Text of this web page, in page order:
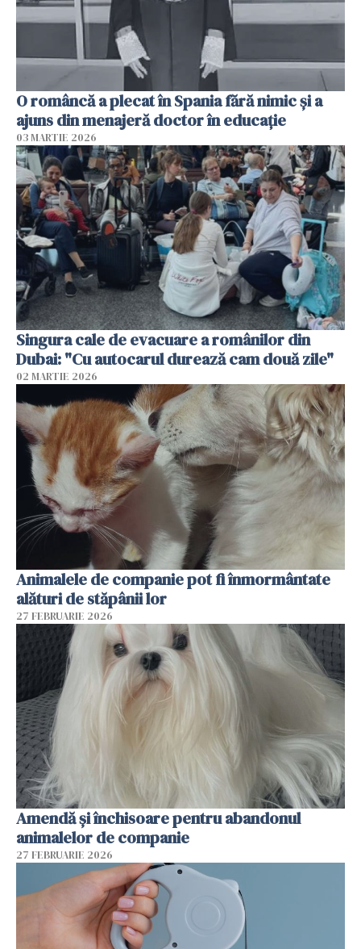
O româncă a plecat în Spania fără nimic și a
ajuns din menajeră doctor în educație
03 MARTIE 2026
Singura cale de evacuare a românilor din
Dubai: "Cu autocarul durează cam două zile"
02 MARTIE 2026
Animalele de companie pot fi înmormântate
alături de stăpânii lor
27 FEBRUARIE 2026
Amendă și închisoare pentru abandonul
animalelor de companie
27 FEBRUARIE 2026